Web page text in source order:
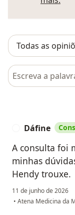
Pesquisar em
Dáfine
A consulta foi
minhas
Hendy trouxe.
11 de junho de 2026
• Atena Medicina da